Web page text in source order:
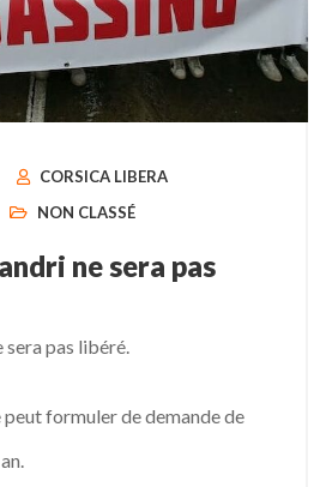
CORSICA LIBERA
NON CLASSÉ
ne sera pas
sera pas libéré.
peut formuler de demande de